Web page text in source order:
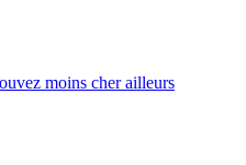
moins cher ailleurs